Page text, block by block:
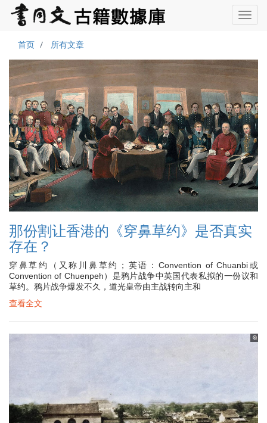
首页 所有文章
那份割让香港的《穿鼻草约》是否真实
存在？
穿鼻草约（又称川鼻草约；英语：Convention of Chuanbi或
Convention of Chuenpeh）是鸦片战争中英国代表私拟的一份议和
草约。鸦片战争爆发不久，道光皇帝由主战转向主和
查看全文